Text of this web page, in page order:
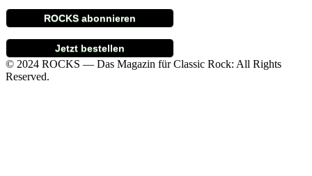
ROCKS abonnieren
Jetzt bestellen
© 2024 ROCKS — Das Magazin für Classic Rock: All Rights
Reserved.